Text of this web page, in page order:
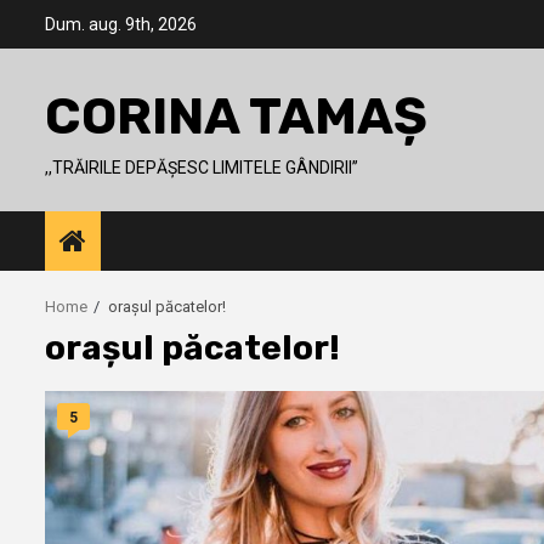
Dum. aug. 9th, 2026
CORINA TAMAȘ
,,TRĂIRILE DEPĂȘESC LIMITELE GÂNDIRII’’
Home orașul păcatelor!
orașul păcatelor!
5